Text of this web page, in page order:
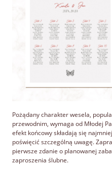
Pożądany charakter wesela,
przewodnim, wymaga od Młodej
efekt końcowy składają się
poświęcić szczególną uwagę.
pierwsze zdanie o planowanej
zaproszenia ślubne.